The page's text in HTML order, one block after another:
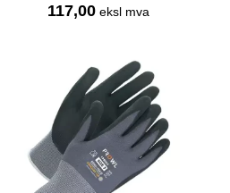
117,00eksl mva